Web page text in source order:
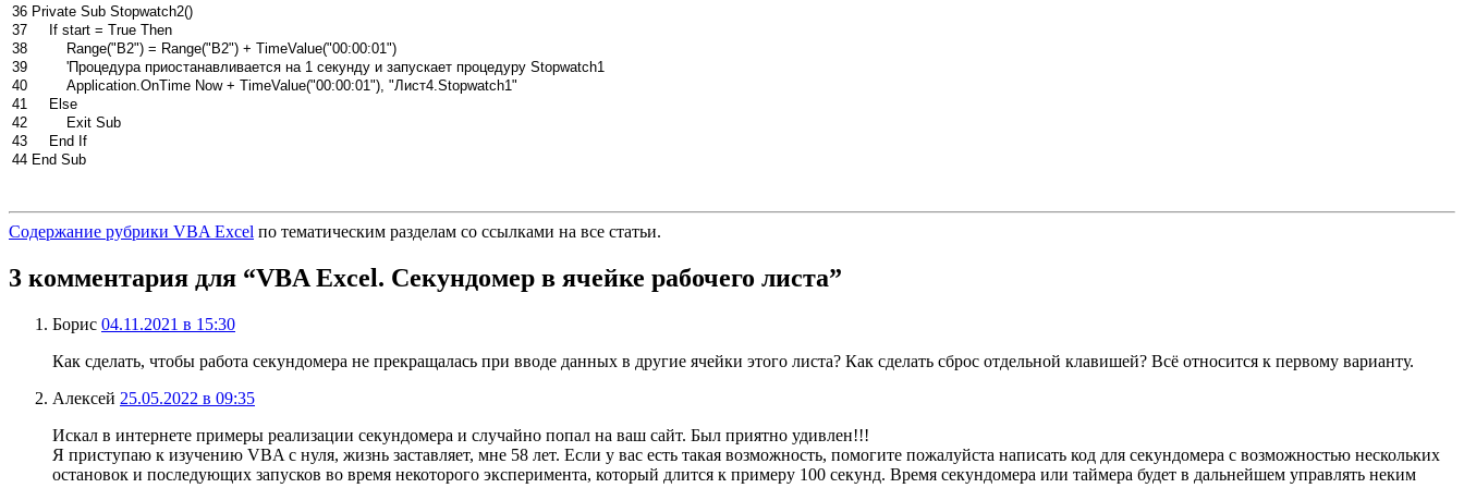
36
37
38
39
40
41
42
43
44
Private Sub Stopwatch2()
If start = True Then
Range("B2") = Range("B2") + TimeValue("00:00:01")
'Процедура приостанавливается на 1 секунду и запускает процедуру Stopwatch1
Application OnTime Now + TimeValue("00:00:01") "Лист4.Stopwatch1"
Else
Exit Sub
End If
End Sub
Содержание рубрики VBA Excel по тематическим разделам со ссылками на все статьи.
3 комментария для “VBA Excel. Секундомер в ячейке рабочего листа”
Борис 04.11.2021 в 15:30
Как сделать, чтобы работа секундомера не прекращалась при вводе данных в другие ячейки этого листа? Как сделать сброс отдельной клавишей? Всё относится к первому варианту.
Алексей 25.05.2022 в 09:35
Искал в интернете примеры реализации секундомера и случайно попал на ваш сайт. Был приятно удивлен!!!
Я приступаю к изучению VBA с нуля, жизнь заставляет, мне 58 лет. Если у вас есть такая возможность, помогите пожалуйста написать код для секундомера с возможностью нескольких
остановок и последующих запусков во время некоторого эксперимента, который длится к примеру 100 секунд. Время секундомера или таймера будет в дальнейшем управлять неким